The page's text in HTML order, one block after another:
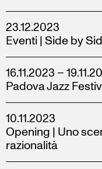
23.12.2023
Eventi | Side by
16.11.2023 –
Padova Jazz
10.11.2023
Opening | Uno
razionalità